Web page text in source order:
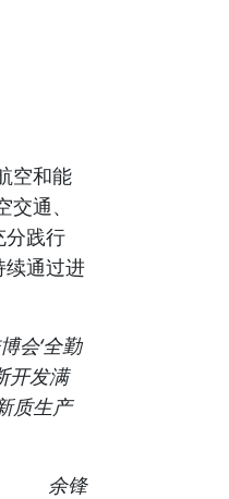
空和能
通、
分践行
续通过进
会‘全勤
开发满
质生产
余锋